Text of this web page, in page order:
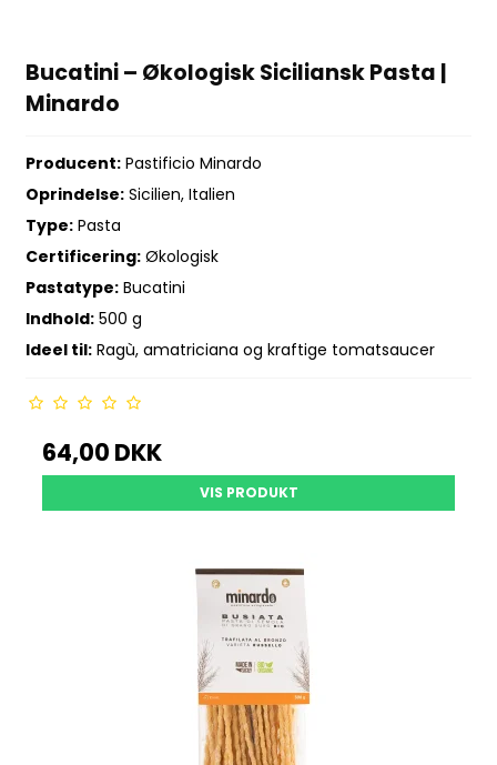
Bucatini – Økologisk Siciliansk Pasta |
Minardo
Producent: Pastificio Minardo
Oprindelse: Sicilien, Italien
Type: Pasta
Certificering: Økologisk
Pastatype: Bucatini
Indhold: 500 g
Ideel til: Ragù, amatriciana og kraftige tomatsaucer
64,00 DKK
VIS PRODUKT